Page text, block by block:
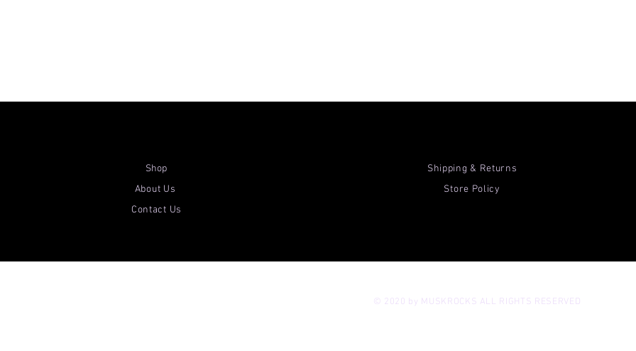
Shop
About Us
Contact Us
Shipping & Returns
Store Policy
© 2020 by MUSKROCKS ALL RIGHTS RESERVED